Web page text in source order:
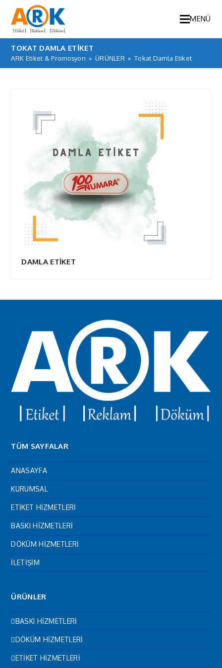
MENÜ
TOKAT DAMLA ETIKET
ARK Etiket & Promosyon » ÜRÜNLER » Tokat Damla Etiket
DAMLA ETİKET
TÜM SAYFALAR
ANASAYFA
KURUMSAL
ETİKET HİZMETLERİ
BASKI HİZMETLERİ
DÖKÜM HİZMETLERİ
İLETİŞİM
ÜRÜNLER
BASKI HİZMETLERİ
DÖKÜM HİZMETLERİ
ETİKET HİZMETLERİ